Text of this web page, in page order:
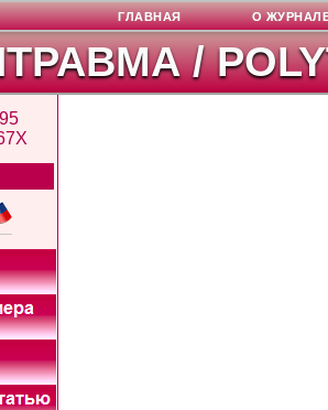
/
ГЛАВНАЯ О